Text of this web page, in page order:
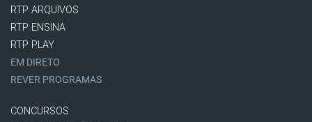
RTP ARQUIVOS
RTP ENSINA
RTP PLAY
EM DIRETO
REVER PROGRAMAS
CONCURSOS